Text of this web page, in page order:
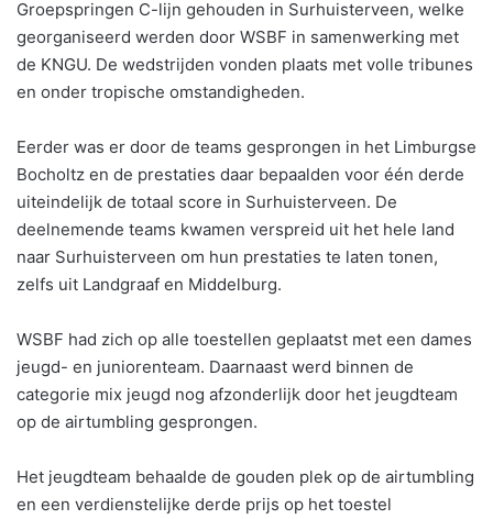
Groepspringen C-lijn gehouden in Surhuisterveen, welke
georganiseerd werden door WSBF in samenwerking met
de KNGU. De wedstrijden vonden plaats met volle tribunes
en onder tropische omstandigheden.
Eerder was er door de teams gesprongen in het Limburgse
Bocholtz en de prestaties daar bepaalden voor één derde
uiteindelijk de totaal score in Surhuisterveen. De
deelnemende teams kwamen verspreid uit het hele land
naar Surhuisterveen om hun prestaties te laten tonen,
zelfs uit Landgraaf en Middelburg.
WSBF had zich op alle toestellen geplaatst met een dames
jeugd- en juniorenteam. Daarnaast werd binnen de
categorie mix jeugd nog afzonderlijk door het jeugdteam
op de airtumbling gesprongen.
Het jeugdteam behaalde de gouden plek op de airtumbling
en een verdienstelijke derde prijs op het toestel